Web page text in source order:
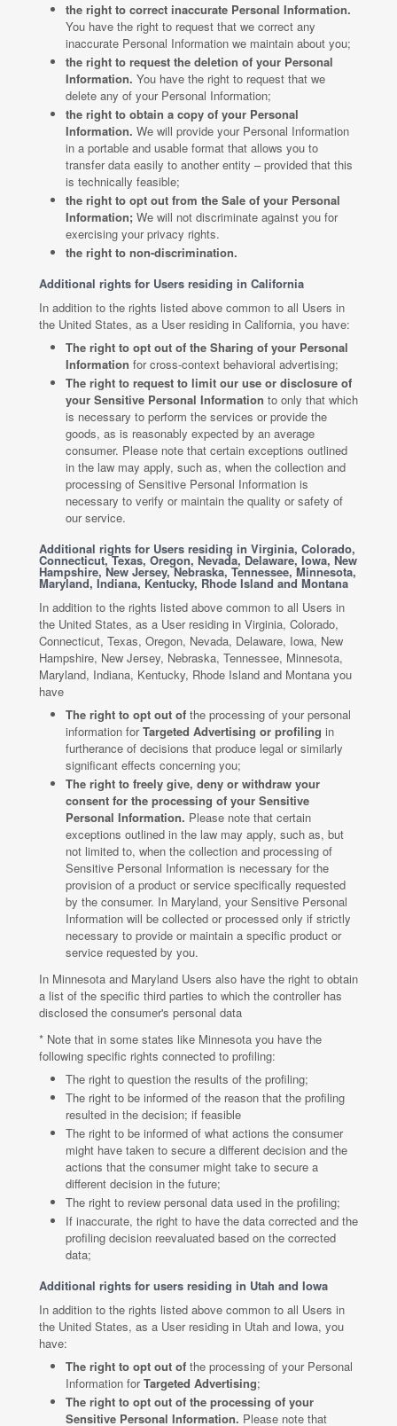
the right to correct inaccurate Personal Information.
You have the right to request that we correct any
inaccurate Personal Information we maintain about you;
the right to request the deletion of your Personal
Information. You have the right to request that we
delete any of your Personal Information;
the right to obtain a copy of your Personal
Information. We will provide your Personal Information
in a portable and usable format that allows you to
transfer data easily to another entity – provided that this
is technically feasible;
the right to opt out from the Sale of your Personal
Information; We will not discriminate against you for
exercising your privacy rights.
the right to non-discrimination.
Additional rights for Users residing in California
In addition to the rights listed above common to all Users in
the United States, as a User residing in California, you have:
The right to opt out of the Sharing of your Personal
Information for cross-context behavioral advertising;
The right to request to limit our use or disclosure of
your Sensitive Personal Information to only that which
is necessary to perform the services or provide the
goods, as is reasonably expected by an average
consumer. Please note that certain exceptions outlined
in the law may apply, such as, when the collection and
processing of Sensitive Personal Information is
necessary to verify or maintain the quality or safety of
our service.
Additional rights for Users residing in Virginia, Colorado,
Connecticut, Texas, Oregon, Nevada, Delaware, Iowa, New
Hampshire, New Jersey, Nebraska, Tennessee, Minnesota,
Maryland, Indiana, Kentucky, Rhode Island and Montana
In addition to the rights listed above common to all Users in
the United States, as a User residing in Virginia, Colorado,
Connecticut, Texas, Oregon, Nevada, Delaware, Iowa, New
Hampshire, New Jersey, Nebraska, Tennessee, Minnesota,
Maryland, Indiana, Kentucky, Rhode Island and Montana you
have
The right to opt out of the processing of your personal
information forTargeted Advertising or profiling in
furtherance of decisions that produce legal or similarly
significant effects concerning you;
The right to freely give, deny or withdraw your
consent for the processing of your Sensitive
Personal Information. Please note that certain
exceptions outlined in the law may apply, such as, but
not limited to, when the collection and processing of
Sensitive Personal Information is necessary for the
provision of a product or service specifically requested
by the consumer. In Maryland, your Sensitive Personal
Information will be collected or processed only if strictly
necessary to provide or maintain a specific product or
service requested by you.
In Minnesota and Maryland Users also have the right to obtain
a list of the specific third parties to which the controller has
disclosed the consumer's personal data
* Note that in some states like Minnesota you have the
following specific rights connected to profiling:
The right to question the results of the profiling;
The right to be informed of the reason that the profiling
resulted in the decision; if feasible
The right to be informed of what actions the consumer
might have taken to secure a different decision and the
actions that the consumer might take to secure a
different decision in the future;
The right to review personal data used in the profiling;
If inaccurate, the right to have the data corrected and the
profiling decision reevaluated based on the corrected
data;
Additional rights for users residing in Utah and Iowa
In addition to the rights listed above common to all Users in
the United States, as a User residing in Utah and Iowa, you
have:
The right to opt out of the processing of your Personal
Information forTargeted Advertising;
The right to opt out of the processing of your
Sensitive Personal Information. Please note that